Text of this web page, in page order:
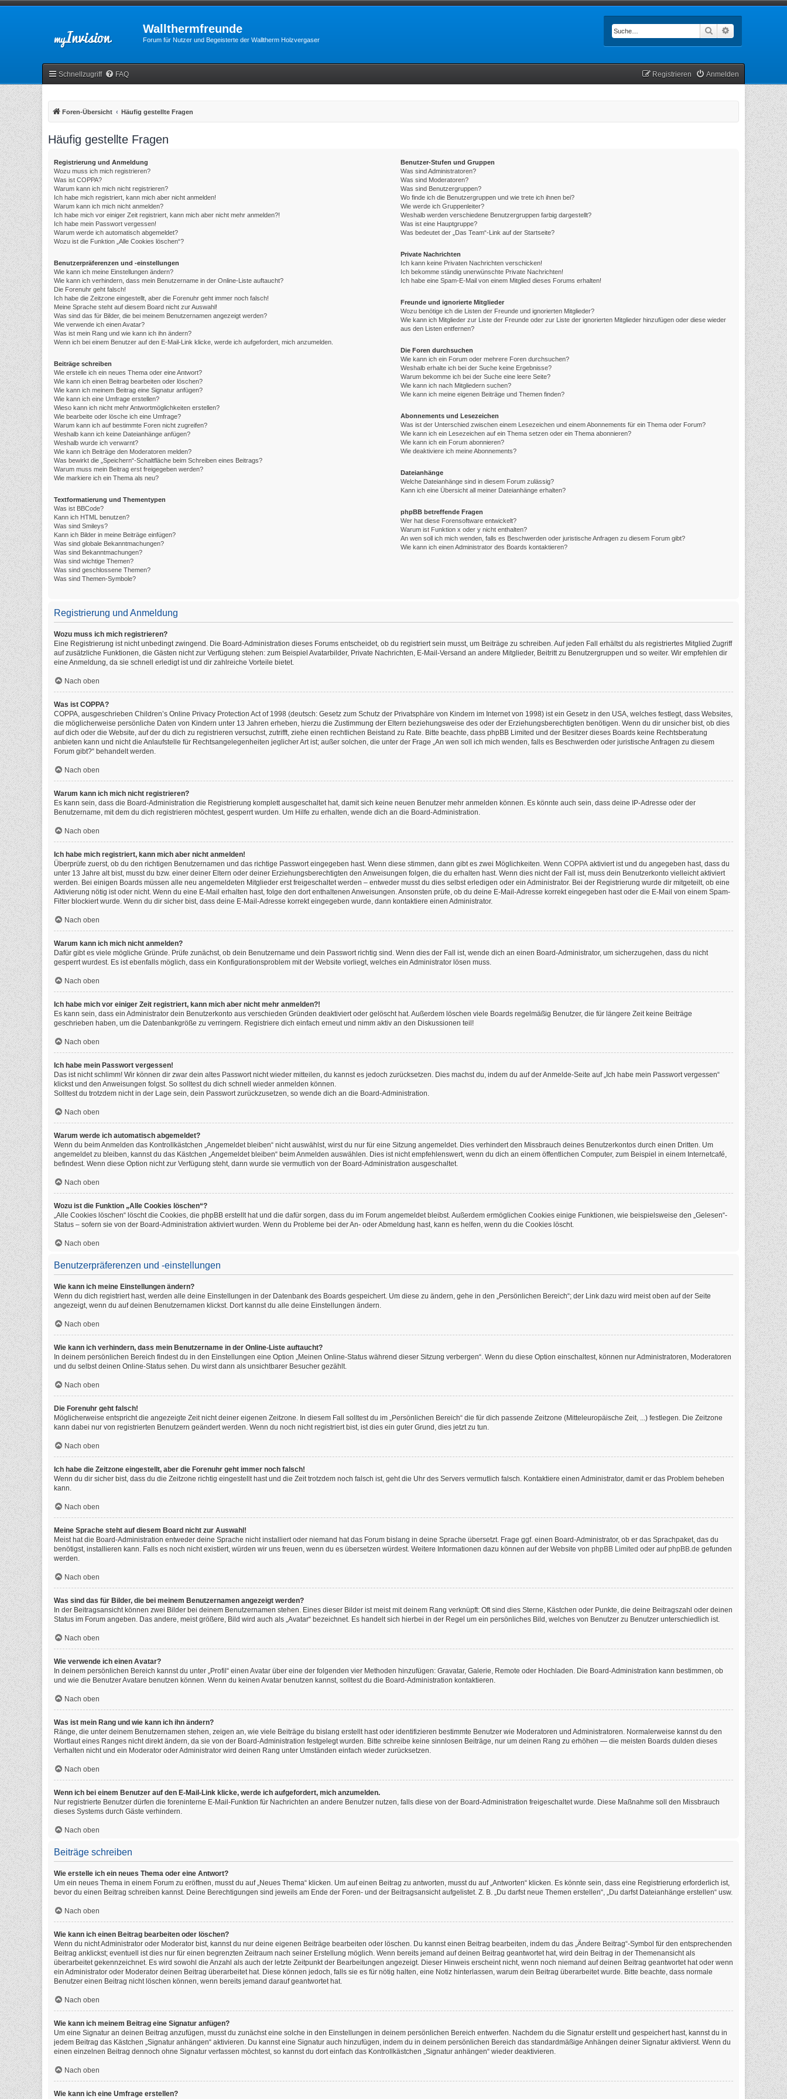
Wallthermfreunde
Forum für Nutzer und Begeisterte der Walltherm Holzvergaser
Suche
Schnellzugriff FAQ Anmelden
Registrieren
Foren-Übersicht Häufig gestellte Fragen
Häufig gestellte Fragen
Registrierung und Anmeldung
Wozu muss ich mich registrieren?
Was ist COPPA?
Warum kann ich mich nicht registrieren?
Ich habe mich registriert, kann mich aber nicht anmelden!
Warum kann ich mich nicht anmelden?
Ich habe mich vor einiger Zeit registriert, kann mich aber nicht mehr anmelden?!
Ich habe mein Passwort vergessen!
Warum werde ich automatisch abgemeldet?
Wozu ist die Funktion „Alle Cookies löschen“?
Benutzerpräferenzen und -einstellungen
Wie kann ich meine Einstellungen ändern?
Wie kann ich verhindern, dass mein Benutzername in der Online-Liste auftaucht?
Die Forenuhr geht falsch!
Ich habe die Zeitzone eingestellt, aber die Forenuhr geht immer noch falsch!
Meine Sprache steht auf diesem Board nicht zur Auswahl!
Was sind das für Bilder, die bei meinem Benutzernamen angezeigt werden?
Wie verwende ich einen Avatar?
Was ist mein Rang und wie kann ich ihn ändern?
Wenn ich bei einem Benutzer auf den E-Mail-Link klicke, werde ich aufgefordert, mich anzumelden.
Beiträge schreiben
Wie erstelle ich ein neues Thema oder eine Antwort?
Wie kann ich einen Beitrag bearbeiten oder löschen?
Wie kann ich meinem Beitrag eine Signatur anfügen?
Wie kann ich eine Umfrage erstellen?
Wieso kann ich nicht mehr Antwortmöglichkeiten erstellen?
Wie bearbeite oder lösche ich eine Umfrage?
Warum kann ich auf bestimmte Foren nicht zugreifen?
Weshalb kann ich keine Dateianhänge anfügen?
Weshalb wurde ich verwarnt?
Wie kann ich Beiträge den Moderatoren melden?
Was bewirkt die „Speichern“-Schaltfläche beim Schreiben eines Beitrags?
Warum muss mein Beitrag erst freigegeben werden?
Wie markiere ich ein Thema als neu?
Textformatierung und Thementypen
Was ist BBCode?
Kann ich HTML benutzen?
Was sind Smileys?
Kann ich Bilder in meine Beiträge einfügen?
Was sind globale Bekanntmachungen?
Was sind Bekanntmachungen?
Was sind wichtige Themen?
Was sind geschlossene Themen?
Was sind Themen-Symbole?
Benutzer-Stufen und Gruppen
Was sind Administratoren?
Was sind Moderatoren?
Was sind Benutzergruppen?
Wo finde ich die Benutzergruppen und wie trete ich ihnen bei?
Wie werde ich Gruppenleiter?
Weshalb werden verschiedene Benutzergruppen farbig dargestellt?
Was ist eine Hauptgruppe?
Was bedeutet der „Das Team“-Link auf der Startseite?
Private Nachrichten
Ich kann keine Privaten Nachrichten verschicken!
Ich bekomme ständig unerwünschte Private Nachrichten!
Ich habe eine Spam-E-Mail von einem Mitglied dieses Forums erhalten!
Freunde und ignorierte Mitglieder
Wozu benötige ich die Listen der Freunde und ignorierten Mitglieder?
Wie kann ich Mitglieder zur Liste der Freunde oder zur Liste der ignorierten Mitglieder hinzufügen oder diese wieder
aus den Listen entfernen?
Die Foren durchsuchen
Wie kann ich ein Forum oder mehrere Foren durchsuchen?
Weshalb erhalte ich bei der Suche keine Ergebnisse?
Warum bekomme ich bei der Suche eine leere Seite?
Wie kann ich nach Mitgliedern suchen?
Wie kann ich meine eigenen Beiträge und Themen finden?
Abonnements und Lesezeichen
Was ist der Unterschied zwischen einem Lesezeichen und einem Abonnements für ein Thema oder Forum?
Wie kann ich ein Lesezeichen auf ein Thema setzen oder ein Thema abonnieren?
Wie kann ich ein Forum abonnieren?
Wie deaktiviere ich meine Abonnements?
Dateianhänge
Welche Dateianhänge sind in diesem Forum zulässig?
Kann ich eine Übersicht all meiner Dateianhänge erhalten?
phpBB betreffende Fragen
Wer hat diese Forensoftware entwickelt?
Warum ist Funktion x oder y nicht enthalten?
An wen soll ich mich wenden, falls es Beschwerden oder juristische Anfragen zu diesem Forum gibt?
Wie kann ich einen Administrator des Boards kontaktieren?
Registrierung und Anmeldung
Wozu muss ich mich registrieren?
Eine Registrierung ist nicht unbedingt zwingend. Die Board-Administration dieses Forums entscheidet, ob du registriert sein musst, um Beiträge zu schreiben. Auf jeden Fall erhältst du als registriertes Mitglied Zugriff
auf zusätzliche Funktionen, die Gästen nicht zur Verfügung stehen: zum Beispiel Avatarbilder, Private Nachrichten, E-Mail-Versand an andere Mitglieder, Beitritt zu Benutzergruppen und so weiter. Wir empfehlen dir
eine Anmeldung, da sie schnell erledigt ist und dir zahlreiche Vorteile bietet.
Nach oben
Was ist COPPA?
COPPA, ausgeschrieben Children’s Online Privacy Protection Act of 1998 (deutsch: Gesetz zum Schutz der Privatsphäre von Kindern im Internet von 1998) ist ein Gesetz in den USA, welches festlegt, dass Websites,
die möglicherweise persönliche Daten von Kindern unter 13 Jahren erheben, hierzu die Zustimmung der Eltern beziehungsweise des oder der Erziehungsberechtigten benötigen. Wenn du dir unsicher bist, ob dies
auf dich oder die Website, auf der du dich zu registrieren versuchst, zutrifft, ziehe einen rechtlichen Beistand zu Rate. Bitte beachte, dass phpBB Limited und der Besitzer dieses Boards keine Rechtsberatung
anbieten kann und nicht die Anlaufstelle für Rechtsangelegenheiten jeglicher Art ist; außer solchen, die unter der Frage „An wen soll ich mich wenden, falls es Beschwerden oder juristische Anfragen zu diesem
Forum gibt?“ behandelt werden.
Nach oben
Warum kann ich mich nicht registrieren?
Es kann sein, dass die Board-Administration die Registrierung komplett ausgeschaltet hat, damit sich keine neuen Benutzer mehr anmelden können. Es könnte auch sein, dass deine IP-Adresse oder der
Benutzername, mit dem du dich registrieren möchtest, gesperrt wurden. Um Hilfe zu erhalten, wende dich an die Board-Administration.
Nach oben
Ich habe mich registriert, kann mich aber nicht anmelden!
Überprüfe zuerst, ob du den richtigen Benutzernamen und das richtige Passwort eingegeben hast. Wenn diese stimmen, dann gibt es zwei Möglichkeiten. Wenn COPPA aktiviert ist und du angegeben hast, dass du
unter 13 Jahre alt bist, musst du bzw. einer deiner Eltern oder deiner Erziehungsberechtigten den Anweisungen folgen, die du erhalten hast. Wenn dies nicht der Fall ist, muss dein Benutzerkonto vielleicht aktiviert
werden. Bei einigen Boards müssen alle neu angemeldeten Mitglieder erst freigeschaltet werden – entweder musst du dies selbst erledigen oder ein Administrator. Bei der Registrierung wurde dir mitgeteilt, ob eine
Aktivierung nötig ist oder nicht. Wenn du eine E-Mail erhalten hast, folge den dort enthaltenen Anweisungen. Ansonsten prüfe, ob du deine E-Mail-Adresse korrekt eingegeben hast oder die E-Mail von einem Spam-
Filter blockiert wurde. Wenn du dir sicher bist, dass deine E-Mail-Adresse korrekt eingegeben wurde, dann kontaktiere einen Administrator.
Nach oben
Warum kann ich mich nicht anmelden?
Dafür gibt es viele mögliche Gründe. Prüfe zunächst, ob dein Benutzername und dein Passwort richtig sind. Wenn dies der Fall ist, wende dich an einen Board-Administrator, um sicherzugehen, dass du nicht
gesperrt wurdest. Es ist ebenfalls möglich, dass ein Konfigurationsproblem mit der Website vorliegt, welches ein Administrator lösen muss.
Nach oben
Ich habe mich vor einiger Zeit registriert, kann mich aber nicht mehr anmelden?!
Es kann sein, dass ein Administrator dein Benutzerkonto aus verschieden Gründen deaktiviert oder gelöscht hat. Außerdem löschen viele Boards regelmäßig Benutzer, die für längere Zeit keine Beiträge
geschrieben haben, um die Datenbankgröße zu verringern. Registriere dich einfach erneut und nimm aktiv an den Diskussionen teil!
Nach oben
Ich habe mein Passwort vergessen!
Das ist nicht schlimm! Wir können dir zwar dein altes Passwort nicht wieder mitteilen, du kannst es jedoch zurücksetzen. Dies machst du, indem du auf der Anmelde-Seite auf „Ich habe mein Passwort vergessen“
klickst und den Anweisungen folgst. So solltest du dich schnell wieder anmelden können.
Solltest du trotzdem nicht in der Lage sein, dein Passwort zurückzusetzen, so wende dich an die Board-Administration.
Nach oben
Warum werde ich automatisch abgemeldet?
Wenn du beim Anmelden das Kontrollkästchen „Angemeldet bleiben“ nicht auswählst, wirst du nur für eine Sitzung angemeldet. Dies verhindert den Missbrauch deines Benutzerkontos durch einen Dritten. Um
angemeldet zu bleiben, kannst du das Kästchen „Angemeldet bleiben“ beim Anmelden auswählen. Dies ist nicht empfehlenswert, wenn du dich an einem öffentlichen Computer, zum Beispiel in einem Internetcafé,
befindest. Wenn diese Option nicht zur Verfügung steht, dann wurde sie vermutlich von der Board-Administration ausgeschaltet.
Nach oben
Wozu ist die Funktion „Alle Cookies löschen“?
„Alle Cookies löschen“ löscht die Cookies, die phpBB erstellt hat und die dafür sorgen, dass du im Forum angemeldet bleibst. Außerdem ermöglichen Cookies einige Funktionen, wie beispielsweise den „Gelesen“-
Status – sofern sie von der Board-Administration aktiviert wurden. Wenn du Probleme bei der An- oder Abmeldung hast, kann es helfen, wenn du die Cookies löscht.
Nach oben
Benutzerpräferenzen und -einstellungen
Wie kann ich meine Einstellungen ändern?
Wenn du dich registriert hast, werden alle deine Einstellungen in der Datenbank des Boards gespeichert. Um diese zu ändern, gehe in den „Persönlichen Bereich“; der Link dazu wird meist oben auf der Seite
angezeigt, wenn du auf deinen Benutzernamen klickst. Dort kannst du alle deine Einstellungen ändern.
Nach oben
Wie kann ich verhindern, dass mein Benutzername in der Online-Liste auftaucht?
In deinem persönlichen Bereich findest du in den Einstellungen eine Option „Meinen Online-Status während dieser Sitzung verbergen“. Wenn du diese Option einschaltest, können nur Administratoren, Moderatoren
und du selbst deinen Online-Status sehen. Du wirst dann als unsichtbarer Besucher gezählt.
Nach oben
Die Forenuhr geht falsch!
Möglicherweise entspricht die angezeigte Zeit nicht deiner eigenen Zeitzone. In diesem Fall solltest du im „Persönlichen Bereich“ die für dich passende Zeitzone (Mitteleuropäische Zeit, ...) festlegen. Die Zeitzone
kann dabei nur von registrierten Benutzern geändert werden. Wenn du noch nicht registriert bist, ist dies ein guter Grund, dies jetzt zu tun.
Nach oben
Ich habe die Zeitzone eingestellt, aber die Forenuhr geht immer noch falsch!
Wenn du dir sicher bist, dass du die Zeitzone richtig eingestellt hast und die Zeit trotzdem noch falsch ist, geht die Uhr des Servers vermutlich falsch. Kontaktiere einen Administrator, damit er das Problem beheben
kann.
Nach oben
Meine Sprache steht auf diesem Board nicht zur Auswahl!
Meist hat die Board-Administration entweder deine Sprache nicht installiert oder niemand hat das Forum bislang in deine Sprache übersetzt. Frage ggf. einen Board-Administrator, ob er das Sprachpaket, das du
benötigst, installieren kann. Falls es noch nicht existiert, würden wir uns freuen, wenn du es übersetzen würdest. Weitere Informationen dazu können auf der Website von phpBB Limited oder aufphpBB.de gefunden
werden.
Nach oben
Was sind das für Bilder, die bei meinem Benutzernamen angezeigt werden?
In der Beitragsansicht können zwei Bilder bei deinem Benutzernamen stehen. Eines dieser Bilder ist meist mit deinem Rang verknüpft: Oft sind dies Sterne, Kästchen oder Punkte, die deine Beitragszahl oder deinen
Status im Forum angeben. Das andere, meist größere, Bild wird auch als „Avatar“ bezeichnet. Es handelt sich hierbei in der Regel um ein persönliches Bild, welches von Benutzer zu Benutzer unterschiedlich ist.
Nach oben
Wie verwende ich einen Avatar?
In deinem persönlichen Bereich kannst du unter „Profil“ einen Avatar über eine der folgenden vier Methoden hinzufügen: Gravatar, Galerie, Remote oder Hochladen. Die Board-Administration kann bestimmen, ob
und wie die Benutzer Avatare benutzen können. Wenn du keinen Avatar benutzen kannst, solltest du die Board-Administration kontaktieren.
Nach oben
Was ist mein Rang und wie kann ich ihn ändern?
Ränge, die unter deinem Benutzernamen stehen, zeigen an, wie viele Beiträge du bislang erstellt hast oder identifizieren bestimmte Benutzer wie Moderatoren und Administratoren. Normalerweise kannst du den
Wortlaut eines Ranges nicht direkt ändern, da sie von der Board-Administration festgelegt wurden. Bitte schreibe keine sinnlosen Beiträge, nur um deinen Rang zu erhöhen — die meisten Boards dulden dieses
Verhalten nicht und ein Moderator oder Administrator wird deinen Rang unter Umständen einfach wieder zurücksetzen.
Nach oben
Wenn ich bei einem Benutzer auf den E-Mail-Link klicke, werde ich aufgefordert, mich anzumelden.
Nur registrierte Benutzer dürfen die foreninterne E-Mail-Funktion für Nachrichten an andere Benutzer nutzen, falls diese von der Board-Administration freigeschaltet wurde. Diese Maßnahme soll den Missbrauch
dieses Systems durch Gäste verhindern.
Nach oben
Beiträge schreiben
Wie erstelle ich ein neues Thema oder eine Antwort?
Um ein neues Thema in einem Forum zu eröffnen, musst du auf „Neues Thema“ klicken. Um auf einen Beitrag zu antworten, musst du auf „Antworten“ klicken. Es könnte sein, dass eine Registrierung erforderlich ist,
bevor du einen Beitrag schreiben kannst. Deine Berechtigungen sind jeweils am Ende der Foren- und der Beitragsansicht aufgelistet. Z. B. „Du darfst neue Themen erstellen“, „Du darfst Dateianhänge erstellen“ usw.
Nach oben
Wie kann ich einen Beitrag bearbeiten oder löschen?
Wenn du nicht Administrator oder Moderator bist, kannst du nur deine eigenen Beiträge bearbeiten oder löschen. Du kannst einen Beitrag bearbeiten, indem du das „Ändere Beitrag“-Symbol für den entsprechenden
Beitrag anklickst; eventuell ist dies nur für einen begrenzten Zeitraum nach seiner Erstellung möglich. Wenn bereits jemand auf deinen Beitrag geantwortet hat, wird dein Beitrag in der Themenansicht als
überarbeitet gekennzeichnet. Es wird sowohl die Anzahl als auch der letzte Zeitpunkt der Bearbeitungen angezeigt. Dieser Hinweis erscheint nicht, wenn noch niemand auf deinen Beitrag geantwortet hat oder wenn
ein Administrator oder Moderator deinen Beitrag überarbeitet hat. Diese können jedoch, falls sie es für nötig halten, eine Notiz hinterlassen, warum dein Beitrag überarbeitet wurde. Bitte beachte, dass normale
Benutzer einen Beitrag nicht löschen können, wenn bereits jemand darauf geantwortet hat.
Nach oben
Wie kann ich meinem Beitrag eine Signatur anfügen?
Um eine Signatur an deinen Beitrag anzufügen, musst du zunächst eine solche in den Einstellungen in deinem persönlichen Bereich entwerfen. Nachdem du die Signatur erstellt und gespeichert hast, kannst du in
jedem Beitrag das Kästchen „Signatur anhängen“ aktivieren. Du kannst eine Signatur auch hinzufügen, indem du in deinem persönlichen Bereich das standardmäßige Anhängen deiner Signatur aktivierst. Wenn du
einen einzelnen Beitrag dennoch ohne Signatur verfassen möchtest, so kannst du dort einfach das Kontrollkästchen „Signatur anhängen“ wieder deaktivieren.
Nach oben
Wie kann ich eine Umfrage erstellen?